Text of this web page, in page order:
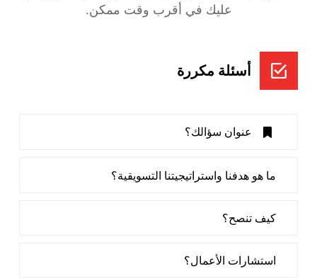
عليك في أقرب وقت ممكن.
أسئلة مكررة
عنوان سؤالك؟
ما هو هدفنا واستراتيجيتنا التسويقية؟
كيف تنصح؟
استشارات الأعمال؟